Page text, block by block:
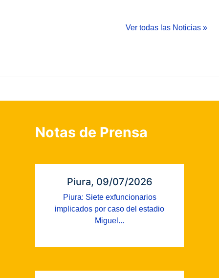
Ver todas las Noticias »
Notas de Prensa
Piura, 09/07/2026
Piura: Siete exfuncionarios
implicados por caso del estadio
Miguel...